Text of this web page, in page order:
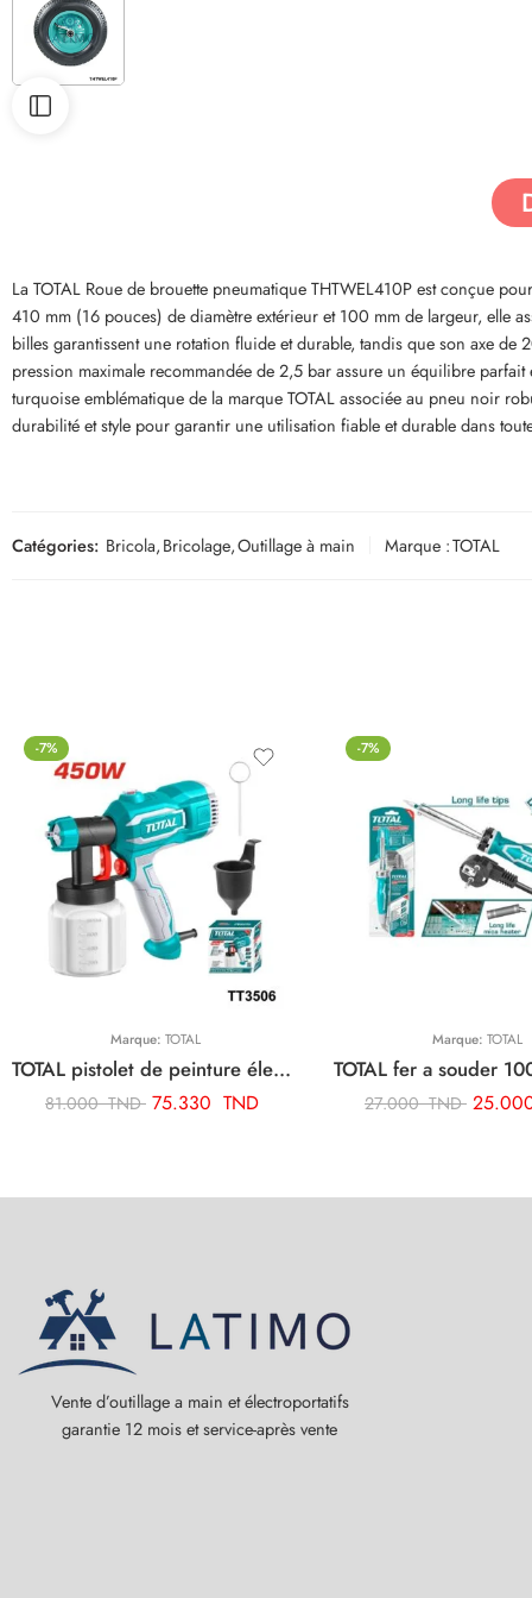
La TOTAL Roue de brouette pneumatique THTWEL410P est conçue
410 mm (16 pouces) de diamètre extérieur et 100 mm de largeur, elle
billes garantissent une rotation fluide et durable, tandis que son axe de
pression maximale recommandée de 2,5 bar assure un équilibre
turquoise emblématique de la marque TOTAL associée au pneu noir
durabilité et style pour garantir une utilisation fiable et durable dans
Catégories: Bricola,Bricolage,Outillage à main Marque :TOTAL
-7%
Marque: TOTAL
TOTAL pistolet de peinture électrique 450w TT3506
81.000TND 75.330 TND
-7%
Marque: TOTAL
27.000TND
Vente d’outillage a main et électroportatifs
garantie 12 mois et service-après vente